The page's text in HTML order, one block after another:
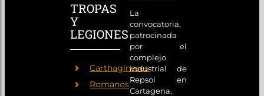
TROPAS
Y
LEGIONES
Carthagineses
Romanos
La
convocatoria,
patrocinada
por el
complejo
industrial de
Repsol en
Cartagena,